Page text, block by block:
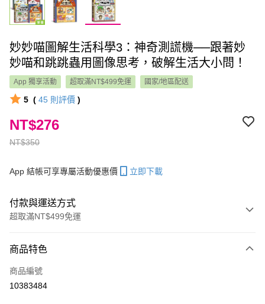
妙妙喵圖解生活科學3：神奇測謊機──跟著妙
妙喵和跳跳蟲用圖像思考，破解生活大小問！
App 獨享活動 超取滿NT$499免運 國家/地區配送
5 ( 45 則評價 )
NT$350
NT$276
App 結帳可享專屬活動優惠價 立即下載
付款與運送方式
超取滿NT$499免運
信用卡一次付款
LINE Pay
商品特色
商品編號
10383484